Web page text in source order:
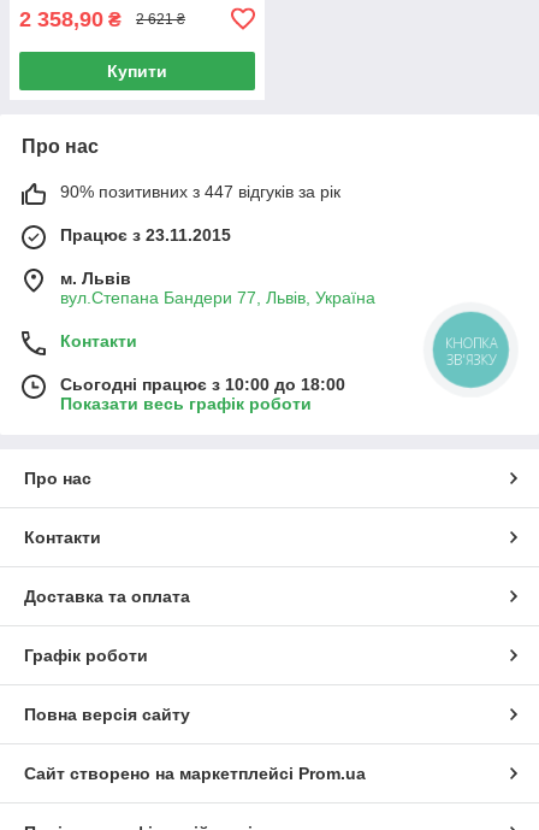
2 358,90 ₴ 2 621 ₴
Купити
Про нас
90% позитивних з 447 відгуків за рік
Працює з 23.11.2015
м. Львів
вул.Степана Бандери 77, Львів, Україна
Контакти
Сьогодні працює з 10:00 до 18:00
Показати весь графік роботи
Про нас
Контакти
Доставка та оплата
Графік роботи
Повна версія сайту
Сайт створено на маркетплейсі Prom.ua
КНОПКА
ЗВ'ЯЗКУ